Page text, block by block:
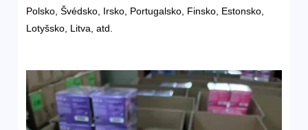
Polsko, Švédsko, Irsko, Portugalsko, Finsko, Estonsko,
Lotyšsko, Litva, atd.